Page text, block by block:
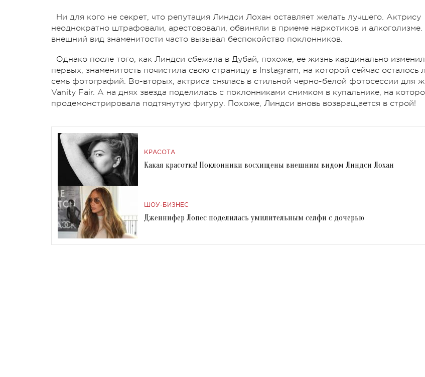
Ни для кого не секрет, что репутация Линдси Лохан оставляет желать лучшего. Актрису
неоднократно штрафовали, арестововали, обвиняли в приеме наркотиков и алкоголизме.
внешний вид знаменитости часто вызывал беспокойство поклонников.
Однако после того, как Линдси сбежала в Дубай, похоже, ее жизнь кардинально
первых, знаменитость почистила свою страницу в Instagram, на которой сейчас осталось
семь фотографий. Во-вторых, актриса снялась в стильной черно-белой фотосессии для
Vanity Fair. А на днях звезда поделилась с поклонниками снимком в купальнике, на
продемонстрировала подтянутую фигуру. Похоже, Линдси вновь возвращается в строй!
КРАСОТА
Какая красотка! Поклонники восхищены внешним видом Линдси Лохан
ШОУ-БИЗНЕС
Дженнифер Лопес поделилась умилительным селфи с дочерью